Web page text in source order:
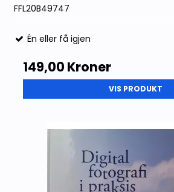
FFL20B49747
Én eller få igjen
149,00 Kroner
VIS PRODUKT